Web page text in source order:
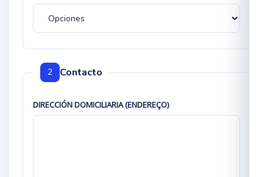
2 Contacto
DIRECCIÓN DOMICILIARIA (ENDEREÇO)